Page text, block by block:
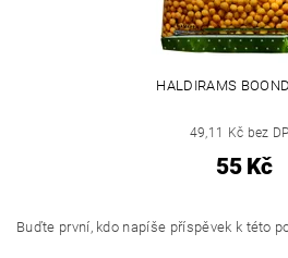
HALDIRAMS
49,11 Kč bez
55 Kč
Buďte první, kdo napíše příspěvek k této